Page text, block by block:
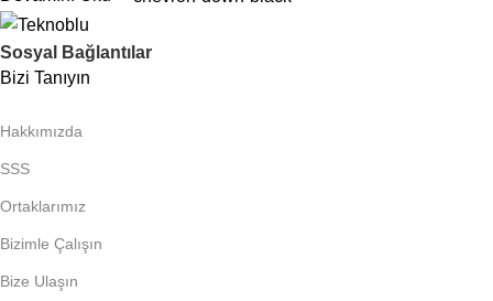
Sosyal Bağlantılar
Bizi Tanıyın
Hakkımızda
SSS
Ortaklarımız
Bizimle Çalışın
Bize Ulaşın